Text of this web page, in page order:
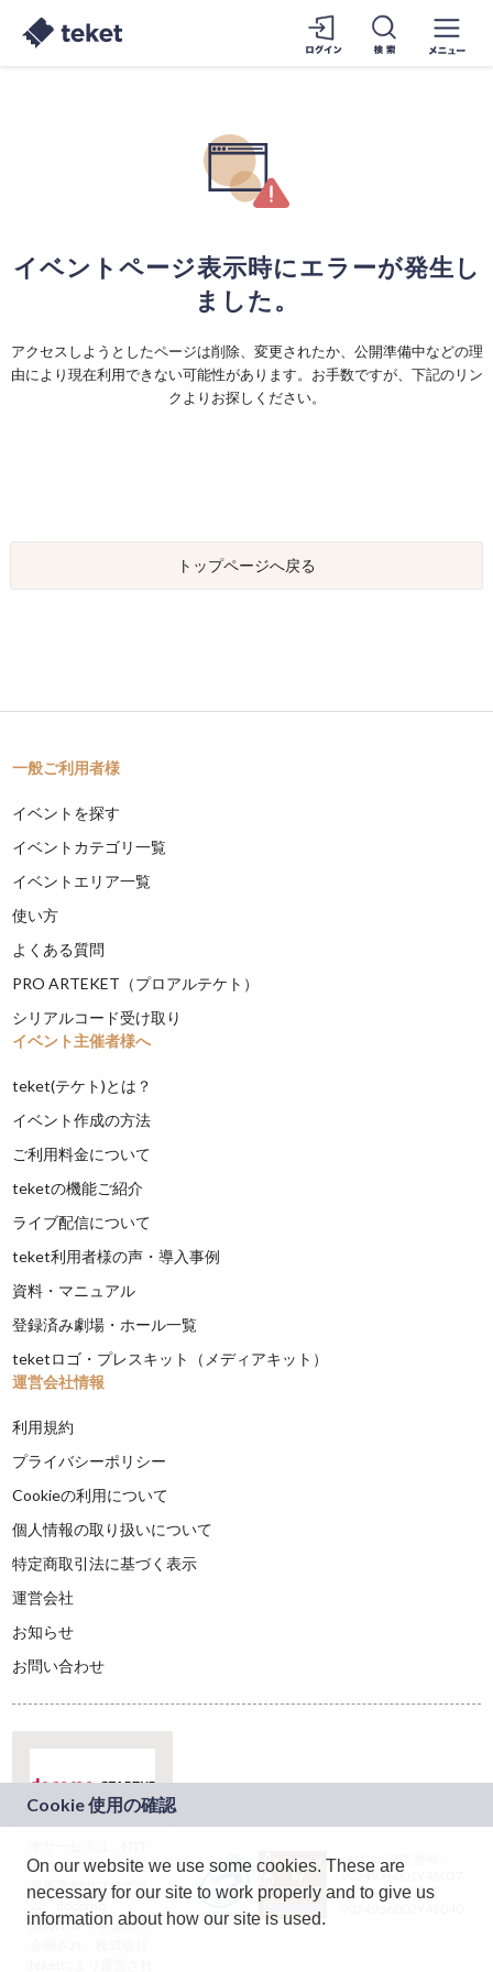
イベントページ表示時にエラーが発生し
ました。
アクセスしようとしたページは削除、変更されたか、公開準備中などの理
由により現在利用できない可能性があります。お手数ですが、下記のリン
クよりお探しください。
トップページへ戻る
一般ご利用者様
イベントを探す
イベントカテゴリ一覧
イベントエリア一覧
使い方
よくある質問
PRO ARTEKET（プロアルテケト）
シリアルコード受け取り
イベント主催者様へ
teket(テケト)とは？
イベント作成の方法
ご利用料金について
teketの機能ご紹介
ライブ配信について
teket利用者様の声・導入事例
資料・マニュアル
登録済み劇場・ホール一覧
teketロゴ・プレスキット（メディアキット）
運営会社情報
利用規約
プライバシーポリシー
Cookieの利用について
個人情報の取り扱いについて
特定商取引法に基づく表示
運営会社
お知らせ
お問い合わせ
ドコモグループの新
規事業創出プログラ
ム「docomo
STARTUP」を通じて
JASRAC許諾番号：
9024936001Y45037
JASRAC許諾番号：
On our website we use some cookies. These are
necessary for our site to work properly and to give us
information about how our site is used.